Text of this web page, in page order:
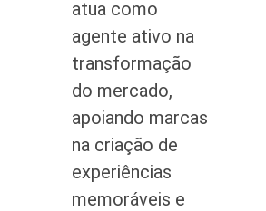
atua como
agente ativo na
transformação
do mercado,
apoiando marcas
na criação de
experiências
memoráveis e